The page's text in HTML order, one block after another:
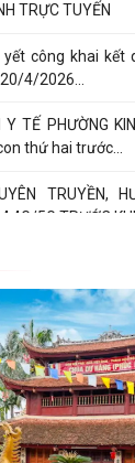
TRỰC TUYẾN
công khai kết
4/2026...
TẾ PHƯỜNG
thứ hai trước...
TRUYỀN,
5G TRƯỚC KHI